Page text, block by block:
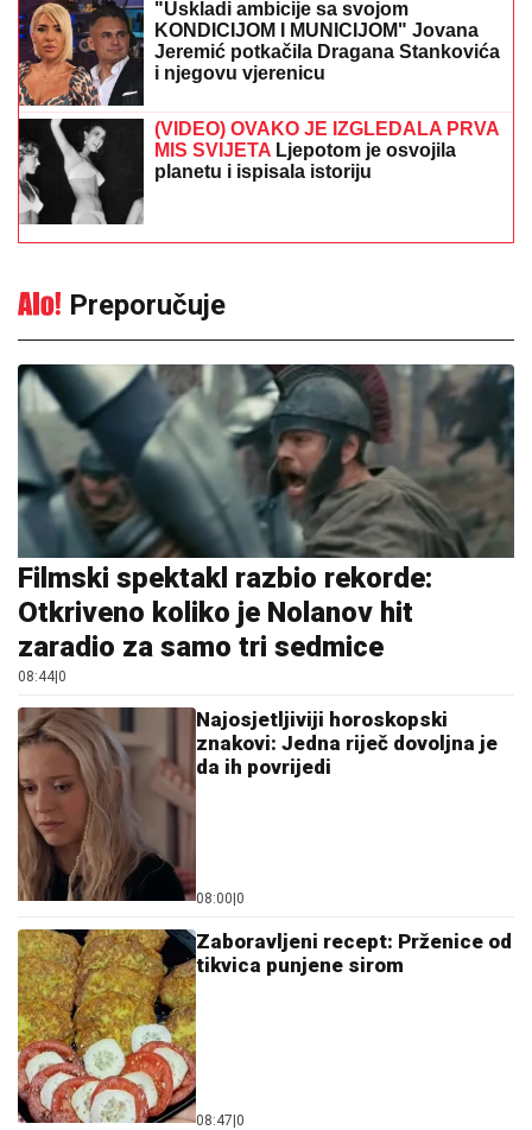
"Uskladi ambicije sa svojom
KONDICIJOM I MUNICIJOM" Jovana
Jeremić potkačila Dragana Stankovića
i njegovu vjerenicu
(VIDEO) OVAKO JE IZGLEDALA PRVA
MIS SVIJETA Ljepotom je osvojila
planetu i ispisala istoriju
Preporučuje
Filmski spektakl razbio rekorde:
Otkriveno koliko je Nolanov hit
zaradio za samo tri sedmice
08:44|0
Najosjetljiviji horoskopski
znakovi: Jedna riječ dovoljna je
da ih povrijedi
08:00|0
Zaboravljeni recept: Prženice od
tikvica punjene sirom
08:47|0